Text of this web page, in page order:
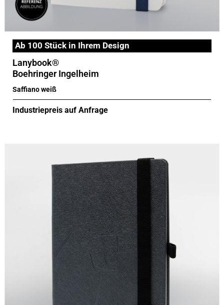
Ab 100 Stück in Ihrem Design
Lanybook®
Boehringer Ingelheim
Saffiano weiß
Industriepreis auf Anfrage